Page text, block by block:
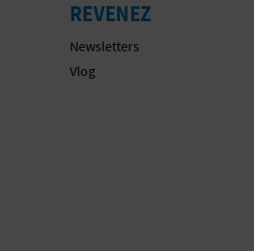
REVENEZ
Newsletters
Vlog